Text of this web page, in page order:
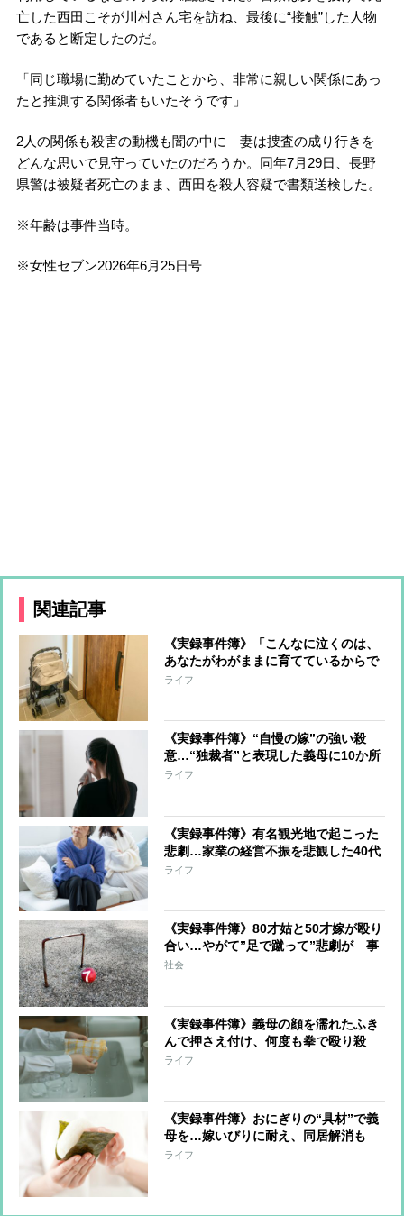
亡した西田こそが川村さん宅を訪ね、最後に“接触”した人物
であると断定したのだ。
「同じ職場に勤めていたことから、非常に親しい関係にあっ
たと推測する関係者もいたそうです」
2人の関係も殺害の動機も闇の中に―妻は捜査の成り行きを
どんな思いで見守っていたのだろうか。同年7月29日、長野
県警は被疑者死亡のまま、西田を殺人容疑で書類送検した。
※年齢は事件当時。
※女性セブン2026年6月25日号
関連記事
《実録事件簿》「こんなに泣くのは、
あなたがわがままに育てているからで
しょ！」義母の“嫁いびり”に我慢の限
ライフ
《実録事件簿》“自慢の嫁”の強い殺
意…“独裁者”と表現した義母に10か所
以上メッタ刺し
ライフ
《実録事件簿》有名観光地で起こった
悲劇…家業の経営不振を悲観した40代
女の凶行「義母がいなくなればリセッ
ライフ
《実録事件簿》80才姑と50才嫁が殴り
合い…やがて”足で蹴って”悲劇が 事
件前には「100万円出すから家から出
社会
《実録事件簿》義母の顔を濡れたふき
んで押さえ付け、何度も拳で殴り殺
害…犯行動機は「前妻を引き合いに出
ライフ
《実録事件簿》おにぎりの“具材”で義
母を…嫁いびりに耐え、同居解消も
「孫は絶対渡さない」と言われ絶望
ライフ